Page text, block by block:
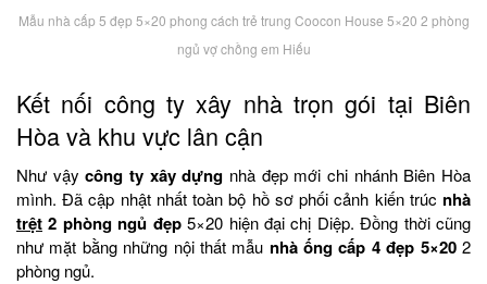
Mẫu nhà cấp 5 đẹp 5×20 phong cách trẻ trung Coocon House 5×20 2 phòng
ngủ vợ chồng em Hiếu
Kết nối công ty xây nhà trọn gói tại Biên
Hòa và khu vực lân cận
Như vậycông ty xây dựng nhà đẹp mới chi nhánh Biên Hòa
mình. Đã cập nhật nhất toàn bộ hồ sơ phối cảnh kiến trúc nhà
trệt 2 phòng ngủ đẹp5×20 hiện đại chị Diệp. Đồng thời cũng
như mặt bằng những nội thất mẫu nhà ống cấp 4 đẹp 5×202
phòng ngủ.